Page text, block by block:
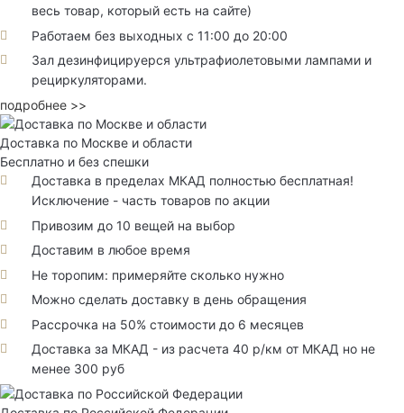
весь товар, который есть на сайте)
Работаем без выходных с 11:00 до 20:00
Зал дезинфицируерся ультрафиолетовыми лампами и
рециркуляторами.
подробнее >>
Доставка по Москве и области
Бесплатно и без спешки
Доставка в пределах МКАД полностью бесплатная!
Исключение - часть товаров по акции
Привозим до 10 вещей на выбор
Доставим в любое время
Не торопим: примеряйте сколько нужно
Можно сделать доставку в день обращения
Рассрочка на 50% стоимости до 6 месяцев
Доставка за МКАД - из расчета 40 р/км от МКАД но не
менее 300 руб